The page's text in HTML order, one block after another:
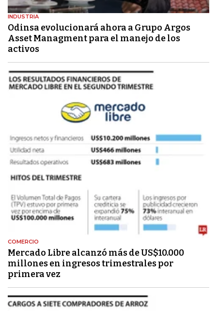
INDUSTRIA
Odinsa evolucionará ahora a Grupo Argos
Asset Managment para el manejo de los
activos
COMERCIO
Mercado Libre alcanzó más de US$10.000
millones en ingresos trimestrales por
primera vez